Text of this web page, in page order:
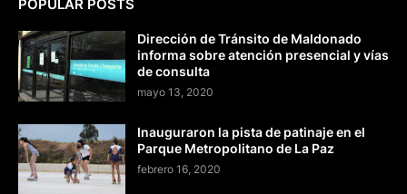
POPULAR POSTS
Dirección de Tránsito de Maldonado
informa sobre atención presencial y vías
de consulta
mayo 13, 2020
Inauguraron la pista de patinaje en el
Parque Metropolitano de La Paz
febrero 16, 2020